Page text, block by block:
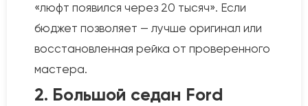
«люфт появился через 20 тысяч». Если
бюджет позволяет — лучше оригинал или
восстановленная рейка от проверенного
мастера.
2. Большой седан Ford